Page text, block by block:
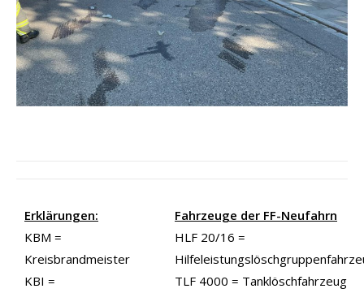
Erklärungen:
KBM =
Kreisbrandmeister
KBI =
Fahrzeuge der FF-Neufahrn
HLF 20/16 =
TLF 4000 = Tanklöschfahrzeug